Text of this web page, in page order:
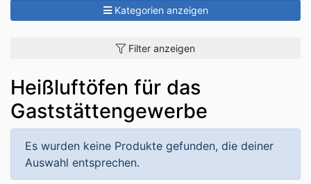
Kategorien anzeigen
Filter anzeigen
Heißluftöfen für das
Gaststättengewerbe
Es wurden keine Produkte gefunden, die deiner
Auswahl entsprechen.